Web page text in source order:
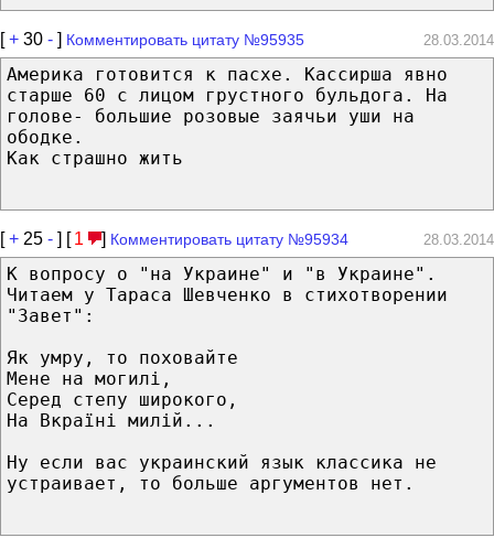
[+ 30 - ] Комментировать цитату №95935 28.03.2014
Америка готовится к пасхе. Кассирша явно
старше 60 с лицом грустного бульдога. На
голове- большие розовые заячьи уши на
ободке.
Как страшно жить
[+ 25 - ] [ 1 ] Комментировать цитату №95934 28.03.2014
К вопросу о "на Украине" и "в Украине".
Читаем у Тараса Шевченко в стихотворении
"Завет":
Як умру, то поховайте
Мене на могилі,
Серед степу широкого,
На Вкраїні милій...
Ну если вас украинский язык классика не
устраивает, то больше аргументов нет.